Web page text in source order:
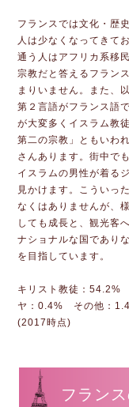
フランスでは文化・歴
人は少なくなってきて
通う人はアフリカ系移
宗教だと答えるフラン
まりいません。また、
第２言語がフランス語
が大変多くイスラム教
第二の宗教」ともいわ
さんあります。街中で
イスラムの男性が着る
見かけます。こういっ
なくはありませんが、
しても成長と、観光客
ナショナルな国であり
を目指しています。
キリスト教徒：
ヤ：0.4% その他：
(2017時点)
フラン